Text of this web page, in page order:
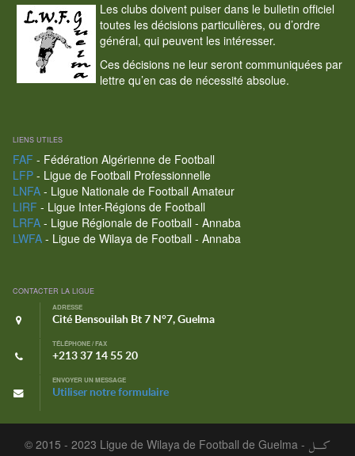
Les clubs doivent puiser dans le bulletin officiel
toutes les décisions particulières, ou d’ordre
général, qui peuvent les intéresser.
Ces décisions ne leur seront communiquées par
lettre qu’en cas de nécessité absolue.
LIENS UTILES
FAF - Fédération Algérienne de Football
LFP- Ligue de Football Professionnelle
LNFA- Ligue Nationale de Football Amateur
LIRF - Ligue Inter-Régions de Football
LRFA- Ligue Régionale de Football - Annaba
LWFA- Ligue de Wilaya de Football - Annaba
CONTACTER LA LIGUE
ADRESSE
Cité Bensouilah Bt 7 N°7, Guelma
TÉLÉPHONE / FAX
+213 37 14 55 20
ENVOYER UN MESSAGE
Utiliser notre formulaire
© 2015 - 2023 Ligue de Wilaya de Football de Guelma - كـــل